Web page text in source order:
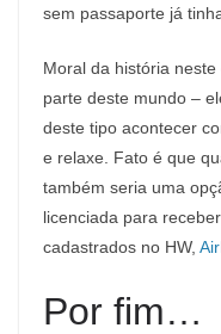
sem passaporte já
Moral da história
parte deste mundo –
deste tipo acontecer
e relaxe. Fato é que
também seria uma
licenciada para
cadastrados no HW,
Por fim…